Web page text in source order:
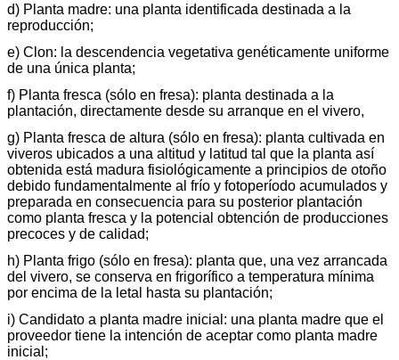
d) Planta madre: una planta identificada destinada a la
reproducción;
e) Clon: la descendencia vegetativa genéticamente uniforme
de una única planta;
f) Planta fresca (sólo en fresa): planta destinada a la
plantación, directamente desde su arranque en el vivero,
g) Planta fresca de altura (sólo en fresa): planta cultivada en
viveros ubicados a una altitud y latitud tal que la planta así
obtenida está madura fisiológicamente a principios de otoño
debido fundamentalmente al frío y fotoperíodo acumulados y
preparada en consecuencia para su posterior plantación
como planta fresca y la potencial obtención de producciones
precoces y de calidad;
h) Planta frigo (sólo en fresa): planta que, una vez arrancada
del vivero, se conserva en frigorífico a temperatura mínima
por encima de la letal hasta su plantación;
i) Candidato a planta madre inicial: una planta madre que el
proveedor tiene la intención de aceptar como planta madre
inicial;